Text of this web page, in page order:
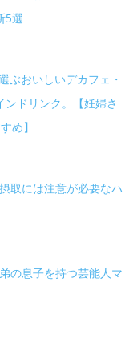
5選
ぶおいしいデカフェ・
ンドリンク。【妊婦さ
め】
取には注意が必要なハ
の息子を持つ芸能人マ